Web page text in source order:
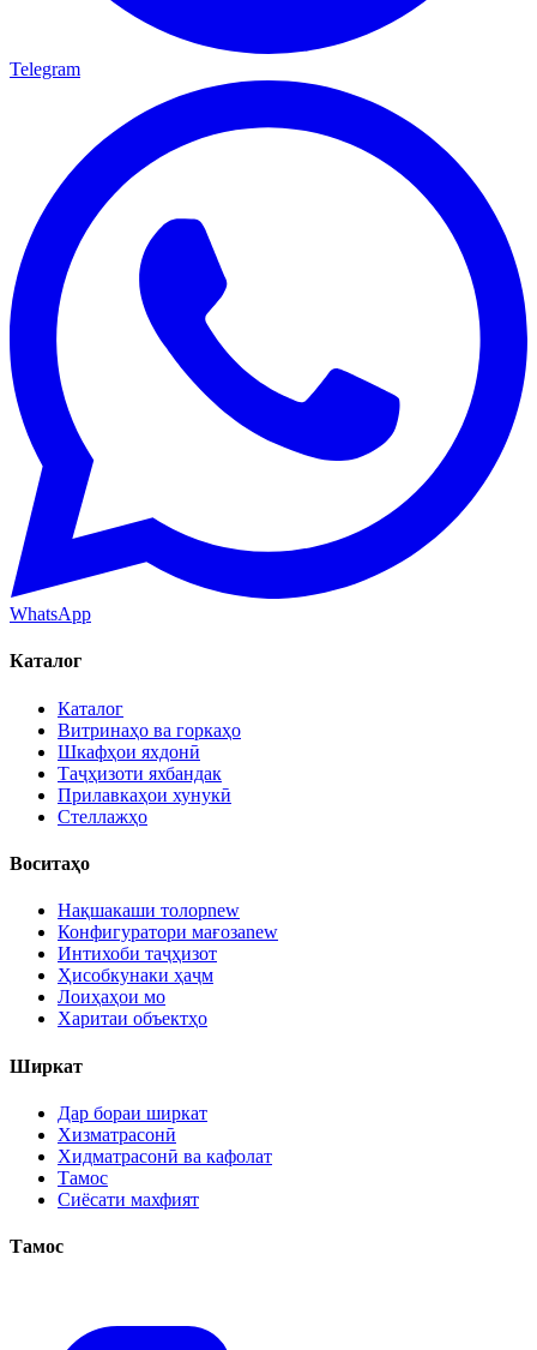
Telegram
WhatsApp
Каталог
Каталог
Витринаҳо ва горкаҳо
Шкафҳои яхдонӣ
Таҷҳизоти яхбандак
Прилавкаҳои хунукӣ
Стеллажҳо
Воситаҳо
Нақшакаши толорnew
Конфигуратори мағозаnew
Интихоби таҷҳизот
Ҳисобкунаки ҳаҷм
Лоиҳаҳои мо
Харитаи объектҳо
Ширкат
Дар бораи ширкат
Хизматрасонӣ
Хидматрасонӣ ва кафолат
Тамос
Сиёсати махфият
Тамос